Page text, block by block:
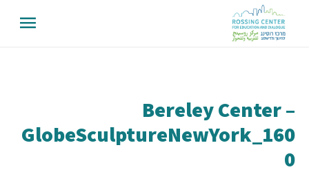
Bereley Center –
GlobeSculptureNewYork_160
0